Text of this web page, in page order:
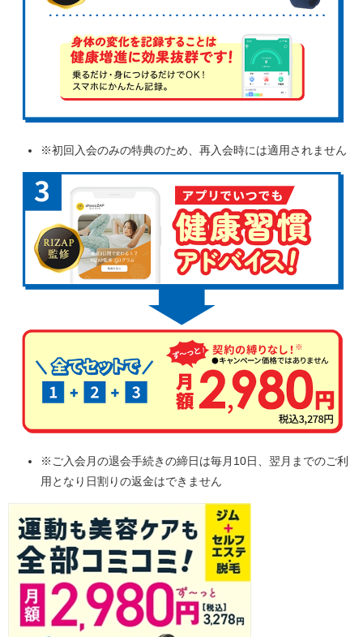
※初回入会のみの特典のため、再入会時には適用されません
※ご入会月の退会手続きの締日は毎月10日、翌月までのご利
用となり日割りの返金はできません